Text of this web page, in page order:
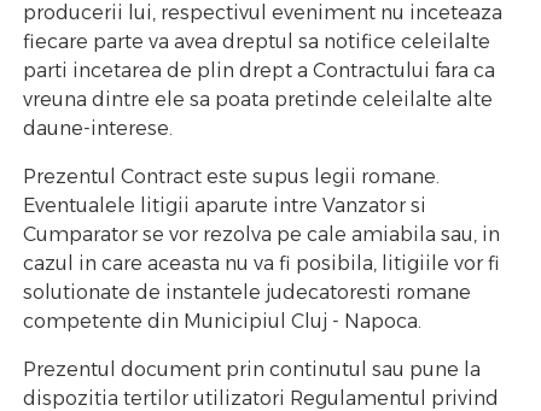
producerii lui, respectivul eveniment nu inceteaza
fiecare parte va avea dreptul sa notifice celeilalte
parti incetarea de plin drept a Contractului fara ca
vreuna dintre ele sa poata pretinde celeilalte alte
daune-interese.
Prezentul Contract este supus legii romane.
Eventualele litigii aparute intre Vanzator si
Cumparator se vor rezolva pe cale amiabila sau, in
cazul in care aceasta nu va fi posibila, litigiile vor fi
solutionate de instantele judecatoresti romane
competente din Municipiul Cluj - Napoca.
Prezentul document prin continutul sau pune la
dispozitia tertilor utilizatori Regulamentul privind